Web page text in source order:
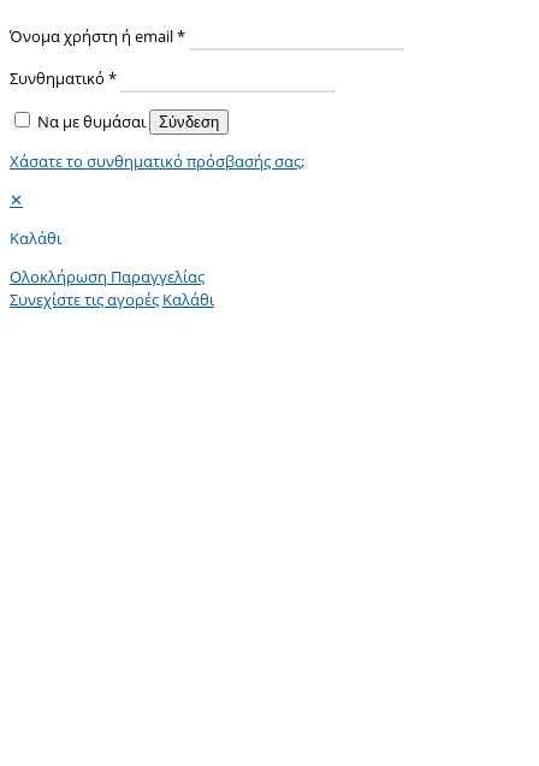
Όνομα χρήστη ή email*
Συνθηματικό *
Να με θυμάσαι
Σύνδεση
Χάσατε το συνθηματικό πρόσβασής σας;
✕
Καλάθι
Ολοκλήρωση Παραγγελίας
Συνεχίστε τις αγορές Καλάθι